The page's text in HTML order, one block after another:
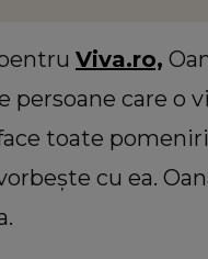
Viva.ro,
care o
toate
cu ea.